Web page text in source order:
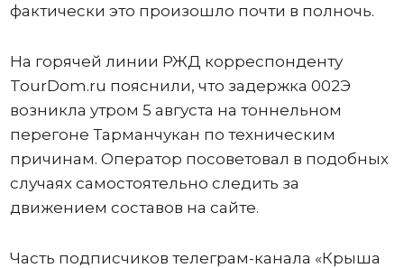
фактически это произошло почти в полночь.
На горячей линии РЖД корреспонденту
TourDom.ru пояснили, что задержка 002Э
возникла утром 5 августа на тоннельном
перегоне Тарманчукан по техническим
причинам. Оператор посоветовал в подобных
случаях самостоятельно следить за
движением составов на сайте.
Часть подписчиков телеграм-канала «Крыша